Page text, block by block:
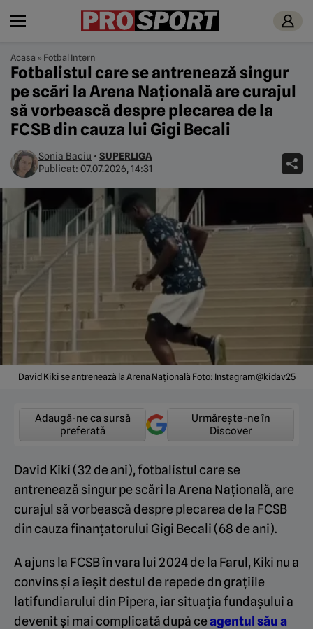
Acasa » Fotbal Intern
Fotbalistul care se antrenează singur
pe scări la Arena Națională are curajul
să vorbească despre plecarea de la
FCSB din cauza lui Gigi Becali
Sonia Baciu • SUPERLIGA
Publicat: 07.07.2026, 14:31
David Kiki se antrenează la Arena Națională Foto: Instagram@kidav25
Adaugă-ne ca sursă
preferată
Urmărește-ne în
Discover
David Kiki (32 de ani), fotbalistul care se
antrenează singur pe scări la Arena Națională, are
curajul să vorbească despre plecarea de la FCSB
din cauza finanțatorului Gigi Becali (68 de ani).
A ajuns la FCSB în vara lui 2024 de la Farul, Kiki nu a
convins și a ieșit destul de repede dn grațiile
latifundiarului din Pipera, iar situația fundașului a
devenit și mai complicată după ceagentul său a